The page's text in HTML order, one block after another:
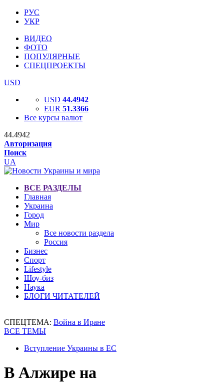
РУС
УКР
ВИДЕО
ФОТО
ПОПУЛЯРНЫЕ
СПЕЦПРОЕКТЫ
USD
USD 44.4942
EUR 51.3366
Все курсы валют
44.4942
Авторизация
Поиск
UA
ВСЕ РАЗДЕЛЫ
Главная
Украина
Город
Мир
Все новости раздела
Россия
Бизнес
Спорт
Lifestyle
Шоу-биз
Наука
БЛОГИ ЧИТАТЕЛЕЙ
СПЕЦТЕМА: Война в Иране
ВСЕ ТЕМЫ
Вступление Украины в ЕС
В Алжире на